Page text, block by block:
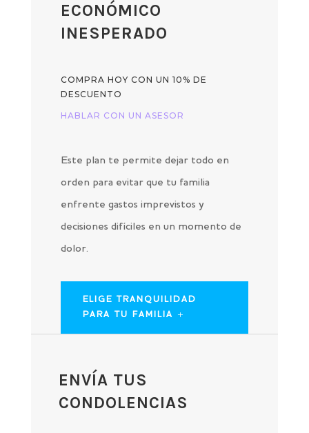
ECONÓMICO
INESPERADO
COMPRA HOY CON UN 10% DE
DESCUENTO
HABLAR CON UN ASESOR
Este plan te permite dejar todo en
orden para evitar que tu familia
enfrente gastos imprevistos y
decisiones difíciles en un momento de
dolor.
ELIGE TRANQUILIDAD
PARA TU FAMILIA
ENVÍA TUS
CONDOLENCIAS